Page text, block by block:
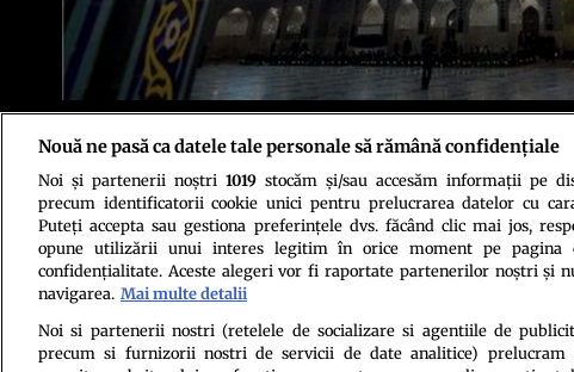
Iranul poate fi cea mai bună destinaţie de pe Pământ pentru cei cărora o
surprinzătoare. Cine doreşte să călătorească într-o zonă intermediară între
comodităţile, poate vizita Iranul. Vechea Persie este fermecătoare, iar
spaniol ABC.
Politica de
Nouă ne pasă ca datele tale personale să rămână confidențiale
Noi și partenerii noștri 1019stocăm și/sau accesăm informații pe
precum identificatorii cookie unici pentru prelucrarea datelor cu
Puteți accepta sau gestiona preferințele dvs. făcând clic mai jos,
opune utilizării unui interes legitim în orice moment pe pagina
confidențialitate. Aceste alegeri vor fi raportate partenerilor noștri și
navigarea. Mai multe detalii
Noi si partenerii nostri (retelele de socializare si agentiile de
precum si furnizorii nostri de servicii de date analitice) prelucram